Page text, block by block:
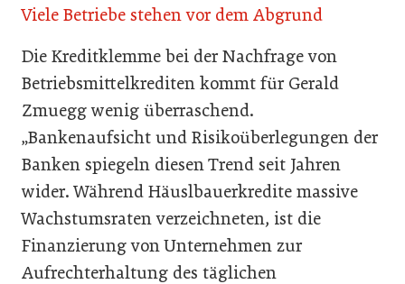
Viele Betriebe stehen vor dem Abgrund
Die Kreditklemme bei der Nachfrage von
Betriebsmittelkrediten kommt für Gerald
Zmuegg wenig überraschend.
„Bankenaufsicht und Risikoüberlegungen der
Banken spiegeln diesen Trend seit Jahren
wider. Während Häuslbauerkredite massive
Wachstumsraten verzeichneten, ist die
Finanzierung von Unternehmen zur
Aufrechterhaltung des täglichen